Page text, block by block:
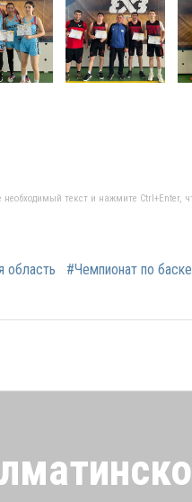
текст и нажмите Ctrl+Enter,
область #Чемпионат по